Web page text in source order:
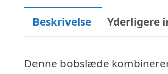
Beskrivelse Yderligere
Denne bobslæde